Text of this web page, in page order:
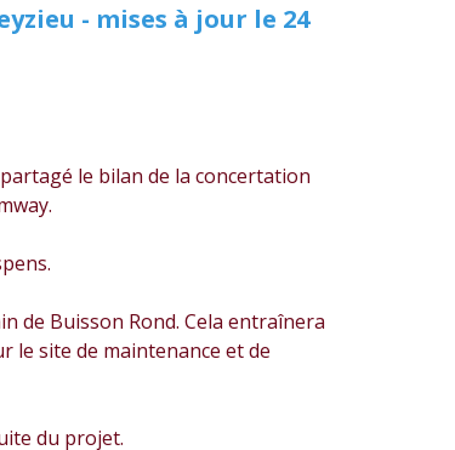
- mises à jour le 24
le bilan de la concertation
de Buisson Rond. Cela entraînera
le site de maintenance et de
du projet.